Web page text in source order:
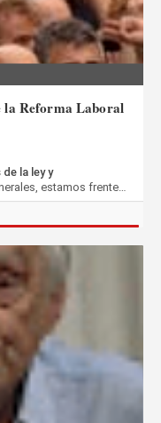
la Reforma Laboral
la ley y
estamos frente…